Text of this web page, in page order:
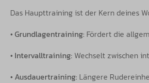
Das Haupttraining ist der Kern deines
•Grundlagentraining: Fördert die
• Intervalltraining: Wechselt zwischen
• Ausdauertraining: Längere